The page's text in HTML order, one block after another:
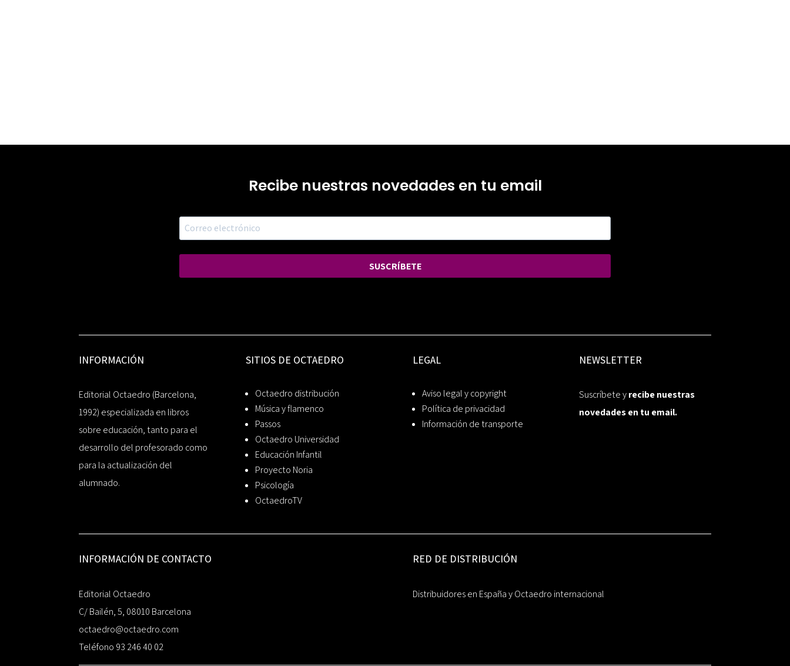
Recibe nuestras novedades en tu email
SUSCRÍBETE
INFORMACIÓN
Editorial Octaedro (Barcelona,
1992) especializada en libros
sobre educación, tanto para el
desarrollo del profesorado como
para la actualización del
alumnado.
SITIOS DE OCTAEDRO
Octaedro distribución
Música y flamenco
Passos
Octaedro Universidad
Educación Infantil
Proyecto Noria
Psicología
OctaedroTV
LEGAL
Aviso legal y copyright
Política de privacidad
Información de transporte
NEWSLETTER
Suscríbete yrecibe nuestras
novedades en tu email.
INFORMACIÓN DE CONTACTO
Editorial Octaedro
C/ Bailén, 5, 08010 Barcelona
octaedro@octaedro.com
Teléfono 93 246 40 02
RED DE DISTRIBUCIÓN
Distribuidores en España y Octaedro internacional